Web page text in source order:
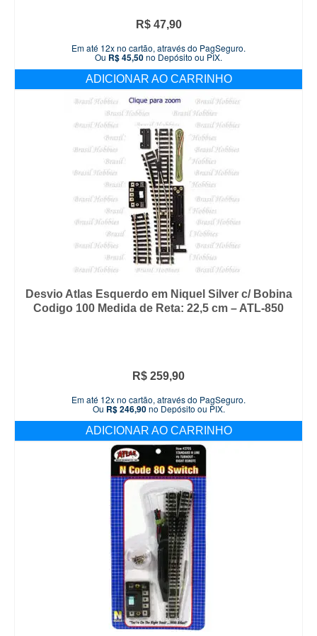
R$47,90
Em até 12x no cartão, através do PagSeguro.
Ou R$45,50no Depósito ou PIX.
ADICIONAR AO CARRINHO
Desvio Atlas Esquerdo em Niquel Silver c/ Bobina
Codigo 100 Medida de Reta: 22,5 cm – ATL-850
R$ 259,90
Em até 12x no cartão, através do PagSeguro.
Ou R$246,90no Depósito ou PIX.
ADICIONAR AO CARRINHO